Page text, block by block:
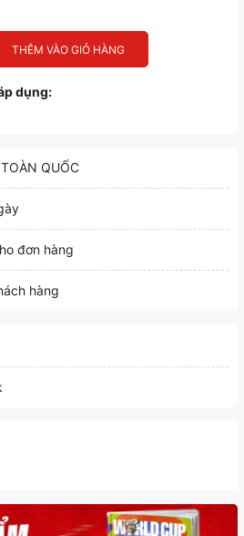
THÊM VÀO GIỎ HÀNG
dụng:
QUỐC
đơn hàng
hàng